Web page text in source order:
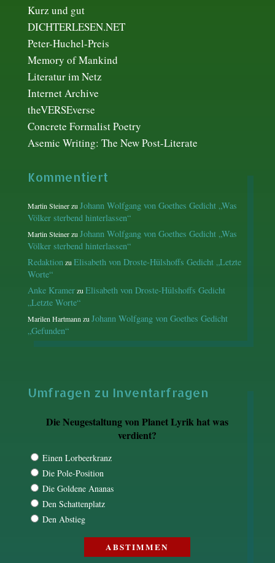
Kurz und gut
DICHTERLESEN.NET
Peter-Huchel-Preis
Memory of Mankind
Literatur im Netz
Internet Archive
theVERSEverse
Concrete Formalist Poetry
Asemic Writing: The New Post-Literate
Kommentiert
Martin SteinerzuJohann Wolfgang von Goethes Gedicht „Was
Völker sterbend hinterlassen“
Martin SteinerzuJohann Wolfgang von Goethes Gedicht „Was
Völker sterbend hinterlassen“
RedaktionzuElisabeth von Droste-Hülshoffs Gedicht „Letzte
Worte“
Anke KramerzuElisabeth von Droste-Hülshoffs Gedicht
„Letzte Worte“
Marilen HartmannzuJohann Wolfgang von Goethes Gedicht
„Gefunden“
Umfragen zu Inventarfragen
Die Neugestaltung von Planet Lyrik hat was
verdient?
Einen Lorbeerkranz
Die Pole-Position
Die Goldene Ananas
Den Schattenplatz
Den Abstieg